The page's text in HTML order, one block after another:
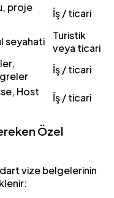
proje
İş / ticari
seyahati
Turistik
veya ticari
İş / ticari
Host
İş / ticari
Özel
vize belgelerinin